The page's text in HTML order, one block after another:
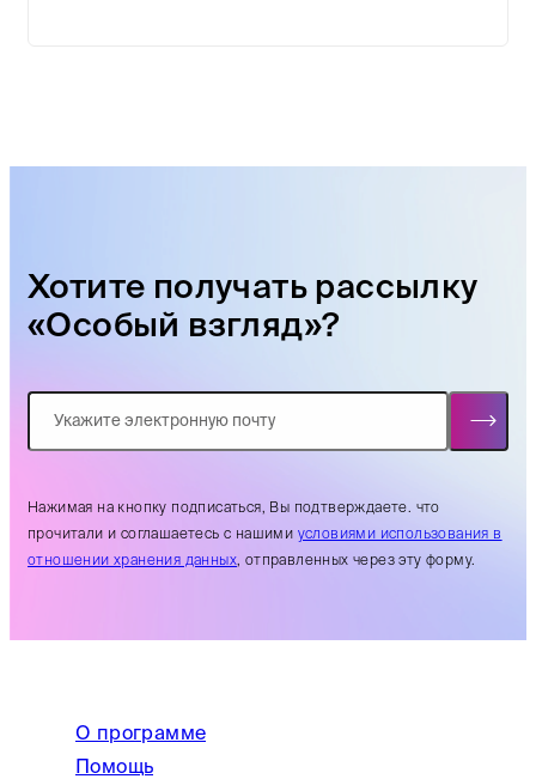
Хотите получать рассылку
«Особый взгляд»?
Нажимая на кнопку подписаться, Вы подтверждаете. что
прочитали и соглашаетесь с нашими условиями использования в
отношении хранения данных, отправленных через эту форму.
О программе
Помощь